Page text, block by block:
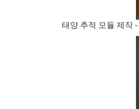
태양 추적 모듈 제작